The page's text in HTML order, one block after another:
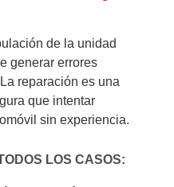
de la unidad
generar errores
reparación es una
que intentar
sin experiencia.
LOS CASOS: